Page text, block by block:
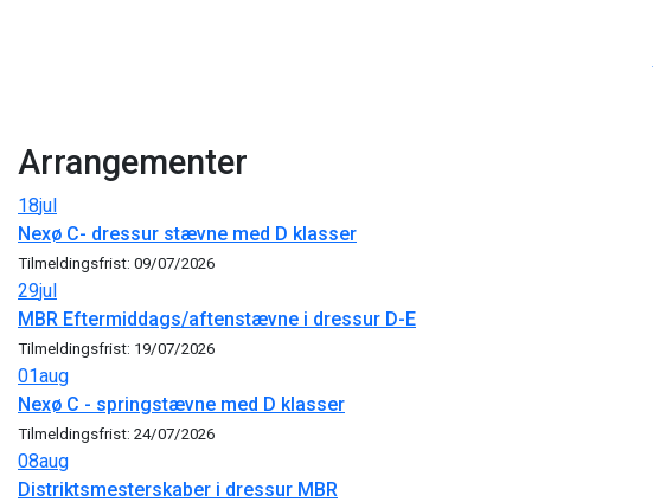
Arrangementer
18jul
Nexø C- dressur stævne med D klasser
Tilmeldingsfrist: 09/07/2026
29jul
MBR Eftermiddags/aftenstævne i dressur D-E
Tilmeldingsfrist: 19/07/2026
01aug
Nexø C - springstævne med D klasser
Tilmeldingsfrist: 24/07/2026
08aug
Distriktsmesterskaber i dressur MBR